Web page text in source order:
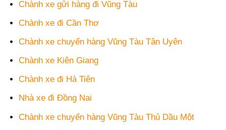
Chành xe gửi hàng đi Vũng Tàu
Chành xe đi Cần Thơ
Chành xe chuyển hàng Vũng Tàu Tân Uyên
Chành xe Kiên Giang
Chành xe đi Hà Tiên
Nhà xe đi Đồng Nai
Chành xe chuyển hàng Vũng Tàu Thủ Dầu Một